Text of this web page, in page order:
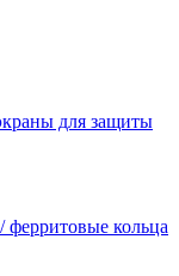
для защиты
ферритовые кольца